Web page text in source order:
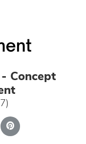
Concept